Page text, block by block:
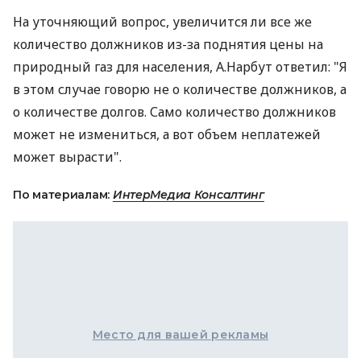
На уточняющий вопрос, увеличится ли все же
количество должников из-за поднятия цены на
природный газ для населения, А.Нарбут ответил: "Я
в этом случае говорю не о количестве должников, а
о количестве долгов. Само количество должников
может не измениться, а вот объем неплатежей
может вырасти".
По материалам: ИнтерМедиа Консалтинг
Место для вашей рекламы